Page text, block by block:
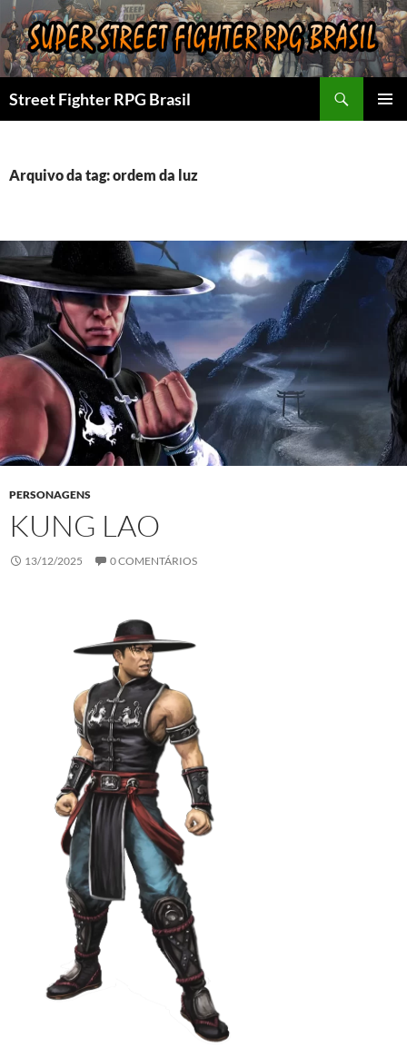
Pular
para
o
conteúdo
Street Fighter RPG Brasil
Arquivo da tag: ordem da luz
PERSONAGENS
KUNG LAO
13/12/2025 0 COMENTÁRIOS